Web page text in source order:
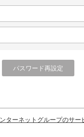
ターネットグループのサー